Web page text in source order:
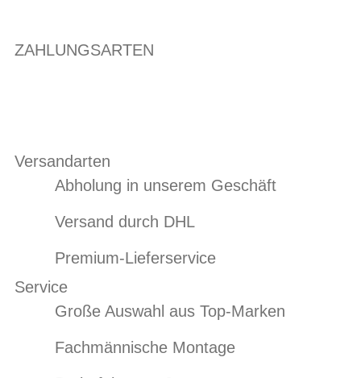
ZAHLUNGSARTEN
Versandarten
Abholung in unserem Geschäft
Versand durch DHL
Premium-Lieferservice
Service
Große Auswahl aus Top-Marken
Fachmännische Montage